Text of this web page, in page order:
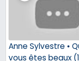
Anne Sylvestre •
vous êtes beaux